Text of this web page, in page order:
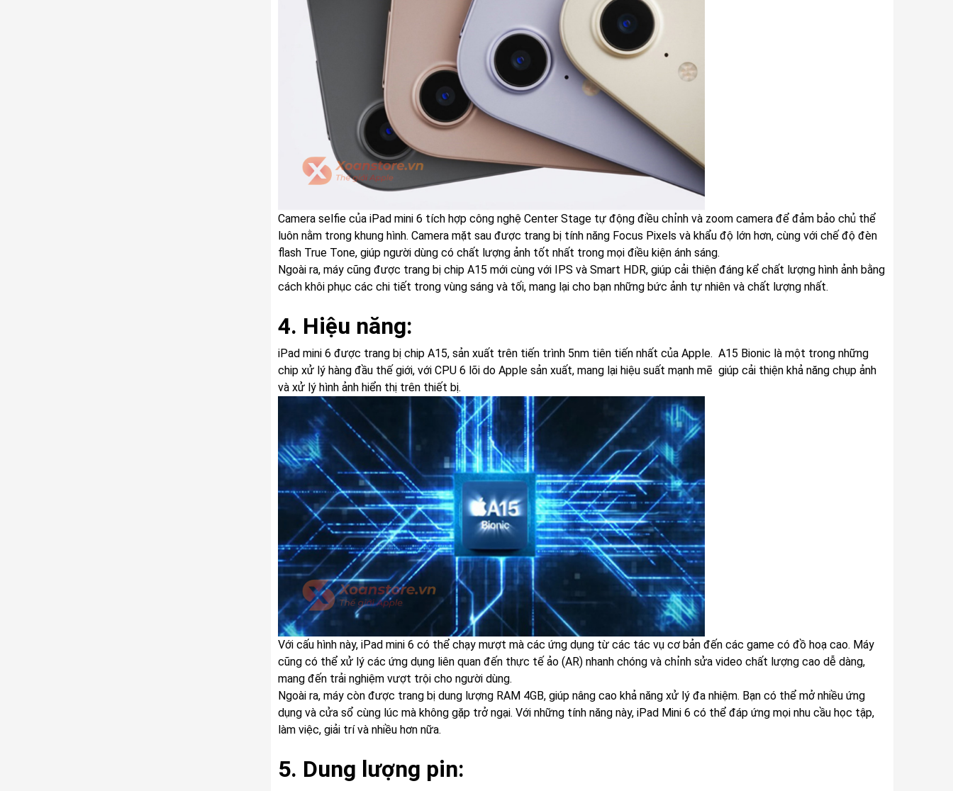
Camera selfie của iPad mini 6 tích hợp công nghệ Center Stage tự động điều chỉnh và zoom camera để đảm bảo chủ thể
luôn nằm trong khung hình. Camera mặt sau được trang bị tính năng Focus Pixels và khẩu độ lớn hơn, cùng với chế độ đèn
flash True Tone, giúp người dùng có chất lượng ảnh tốt nhất trong mọi điều kiện ánh sáng.
Ngoài ra, máy cũng được trang bị chip A15 mới cùng với IPS và Smart HDR, giúp cải thiện đáng kể chất lượng hình ảnh bằng
cách khôi phục các chi tiết trong vùng sáng và tối, mang lại cho bạn những bức ảnh tự nhiên và chất lượng nhất.
4. Hiệu năng:
iPad mini 6 được trang bị chip A15, sản xuất trên tiến trình 5nm tiên tiến nhất của Apple. A15 Bionic là một trong những
chip xử lý hàng đầu thế giới, với CPU 6 lõi do Apple sản xuất, mang lại hiệu suất mạnh mẽ giúp cải thiện khả năng chụp ảnh
và xử lý hình ảnh hiển thị trên thiết bị.
Với cấu hình này, iPad mini 6 có thể chạy mượt mà các ứng dụng từ các tác vụ cơ bản đến các game có đồ hoạ cao. Máy
cũng có thể xử lý các ứng dụng liên quan đến thực tế ảo (AR) nhanh chóng và chỉnh sửa video chất lượng cao dễ dàng,
mang đến trải nghiệm vượt trội cho người dùng.
Ngoài ra, máy còn được trang bị dung lượng RAM 4GB, giúp nâng cao khả năng xử lý đa nhiệm. Bạn có thể mở nhiều ứng
dụng và cửa sổ cùng lúc mà không gặp trở ngại. Với những tính năng này, iPad Mini 6 có thể đáp ứng mọi nhu cầu học tập,
làm việc, giải trí và nhiều hơn nữa.
5. Dung lượng pin: